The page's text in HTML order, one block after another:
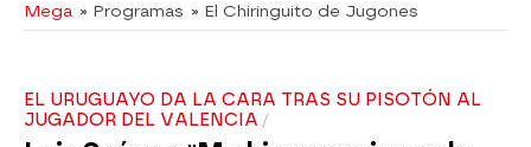
Mega » Programas » El Chiringuito de Jugones
EL URUGUAYO DA LA CARA TRAS SU PISOTÓN AL
JUGADOR DEL VALENCIA